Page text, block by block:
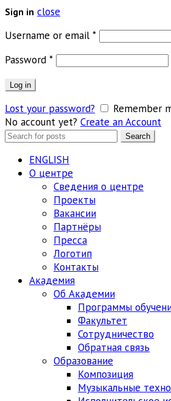
Sign in close
Username or email *Обязательно
Password *Обязательно
Log in
Lost your password?
Remember
No account yet? Create an Account
Search
Search
ENGLISH
О центре
Сведения о центре
Проекты
Вакансии
Партнёры
Пресса
Логотип
Контакты
Академия
Об Академии
Программы
Факультет
Сотрудничество
Обратная связь
Образование
Композиция
Музыкальные